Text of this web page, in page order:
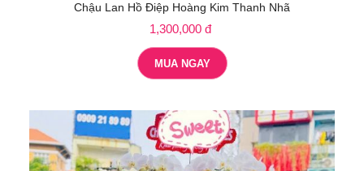
Chậu Lan Hồ Điệp Hoàng Kim Thanh Nhã
1,300,000 đ
MUA NGAY